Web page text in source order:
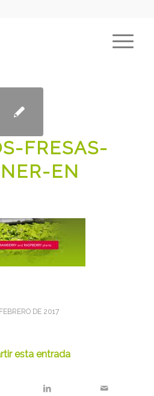
FRESAS-
EN
DE 2017
esta entrada